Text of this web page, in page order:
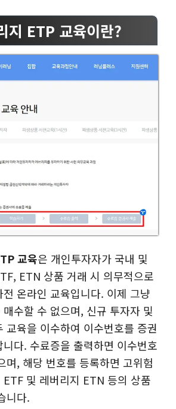
지 ETP 교육이란?
교육은 개인투자자가 국내 및
ETN 상품 거래 시 의무적으로
온라인 교육입니다. 이제 그냥
수할 수 없으며, 신규 투자자 및
교육을 이수하여 이수번호를 증권
다. 수료증을 출력하면 이수번호
며, 해당 번호를 등록하면 고위험
및 레버리지 ETN 등의 상품
니다.